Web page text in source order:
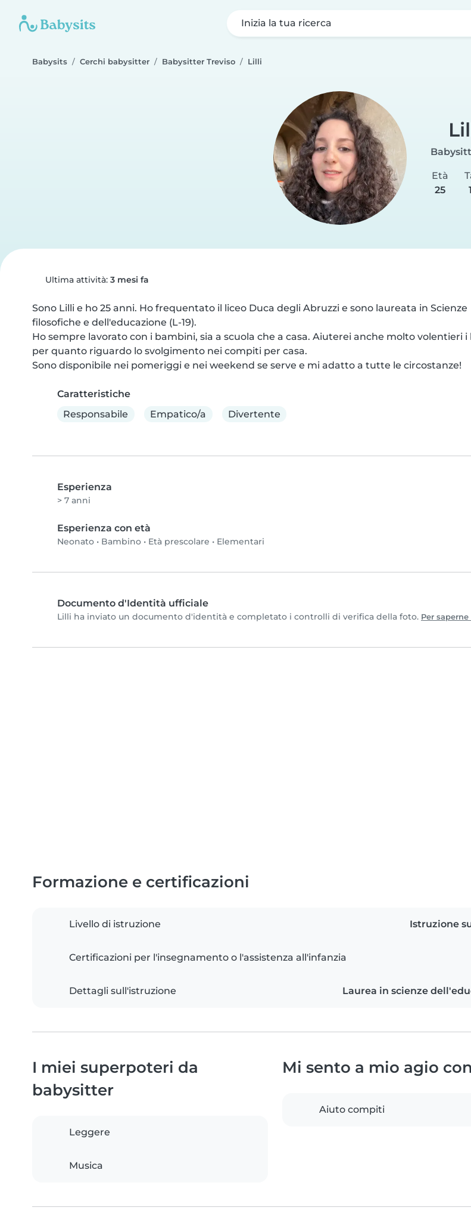
Inizia la tua ricerca
Babysits Cerchi babysitter Babysitter Treviso Lilli
Età
25
Ultima attività: 3 mesi fa
Sono Lilli e ho 25 anni. Ho frequentato il liceo Duca degli Abruzzi e sono laureata in Scienze
filosofiche e dell'educazione (L-19).
Ho sempre lavorato con i bambini, sia a scuola che a casa. Aiuterei anche molto volentieri
per quanto riguardo lo svolgimento nei compiti per casa.
Sono disponibile nei pomeriggi e nei weekend se serve e mi adatto a tutte le circostanze!
Caratteristiche
Responsabile
Empatico/a Divertente
Esperienza
> 7 anni
Esperienza con età
Neonato • Bambino • Età prescolare • Elementari
Documento d'Identità ufficiale
Lilli ha inviato un documento d'identità e completato i controlli di verifica della foto. Per
Formazione e certificazioni
Livello di istruzione Istruzione
Certificazioni per l'insegnamento o l'assistenza all'infanzia
Dettagli sull'istruzione Laurea in scienze
I miei superpoteri da
babysitter
Leggere
Musica
Mi sento a mio agio con
Aiuto compiti